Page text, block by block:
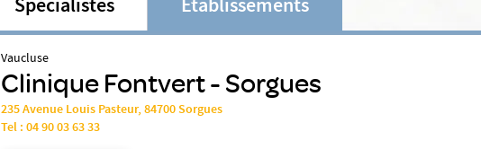
Spécialistes Etablissements
Vaucluse
Clinique Fontvert - Sorgues
235 Avenue Louis Pasteur, 84700 Sorgues
Tel :04 90 03 63 33